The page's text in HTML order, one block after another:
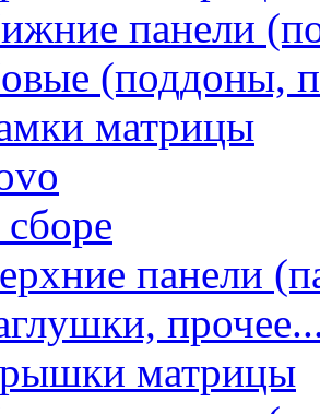
панели
(поддоны,
матрицы
панели
матрицы